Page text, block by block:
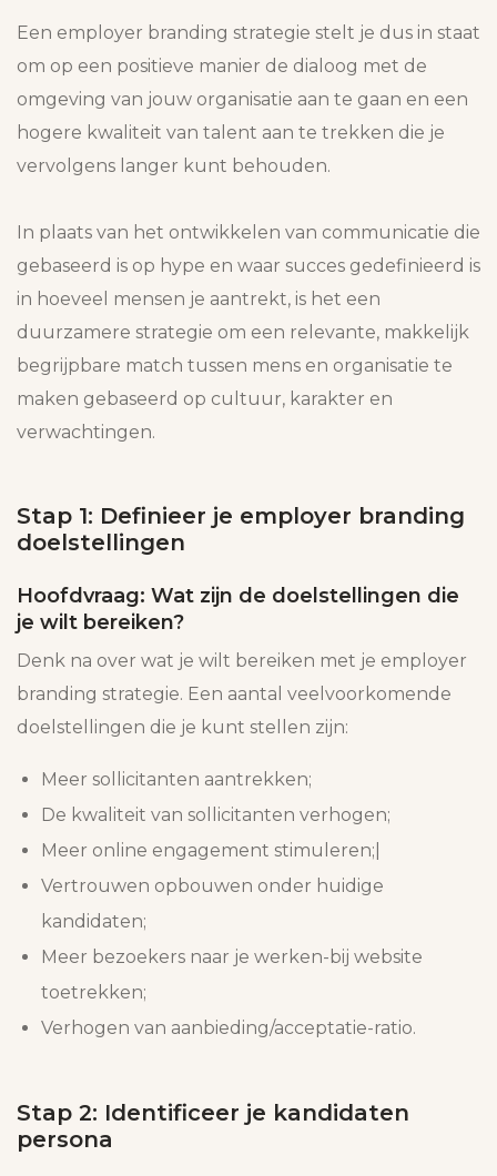
Een employer branding strategie stelt je dus in staat
om op een positieve manier de dialoog met de
omgeving van jouw organisatie aan te gaan en een
hogere kwaliteit van talent aan te trekken die je
vervolgens langer kunt behouden.
In plaats van het ontwikkelen van communicatie die
gebaseerd is op hype en waar succes gedefinieerd is
in hoeveel mensen je aantrekt, is het een
duurzamere strategie om een relevante, makkelijk
begrijpbare match tussen mens en organisatie te
maken gebaseerd op cultuur, karakter en
verwachtingen.
Stap 1: Definieer je employer branding
doelstellingen
Hoofdvraag: Wat zijn de doelstellingen die
je wilt bereiken?
Denk na over wat je wilt bereiken met je employer
branding strategie. Een aantal veelvoorkomende
doelstellingen die je kunt stellen zijn:
Meer sollicitanten aantrekken;
De kwaliteit van sollicitanten verhogen;
Meer online engagement stimuleren;|
Vertrouwen opbouwen onder huidige
kandidaten;
Meer bezoekers naar je werken-bij website
toetrekken;
Verhogen van aanbieding/acceptatie-ratio.
Stap 2: Identificeer je kandidaten
persona